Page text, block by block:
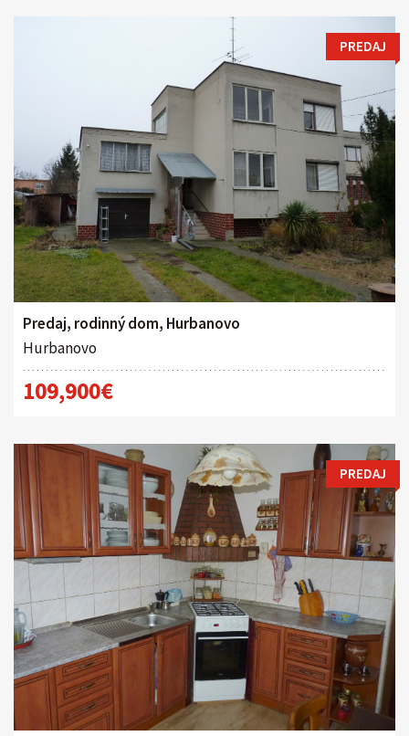
PREDAJ
Predaj, rodinný dom, Hurbanovo
Hurbanovo
109,900€
PREDAJ